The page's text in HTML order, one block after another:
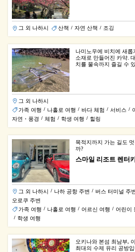
그 외 나하시 산책 / 자연 산책 / 조깅
나미노우에 비치에 새
소재로 만들어진 카약.
치를 물속까지 즐길 수
그 외 나하시
가족 여행 / 나홀로 여행 / 바다 체험 / 서비스 /
자연・풍경 / 체험 / 학생 여행 / 힐링
목적지까지 가는 길도
까?
스마일 리조트 렌터
그 외 나하시 / 나하 공항 주변 / 버스 터미널 주
오로쿠 주변
가족 여행 / 나홀로 여행 / 어르신 여행 / 어린이
/ 학생 여행
오키나와 본섬 최남부,
최대의 수제 유리 공방